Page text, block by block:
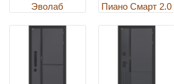
Эволаб Пиано Смарт 2.0